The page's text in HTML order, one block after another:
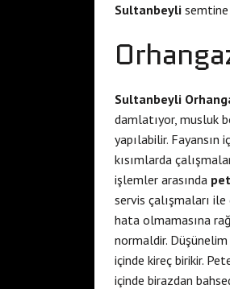
Sultanbeyli
Sultanbeyli
damlatıyor, musluk
yapılabilir.
kısımlarda
işlemler arasında
servis çalışmaları
hata olmamasına
normaldir.
içinde kireç birikir.
içinde birazdan